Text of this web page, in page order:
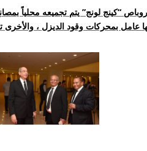
“كينج لونج” يتم تجميعه محلياً
عامل بمحركات وقود الديزل ، والأخرى